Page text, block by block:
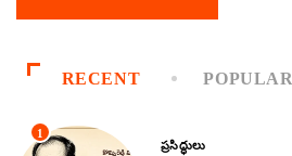
RECENT POPULAR
1
ప్రసిద్ధులు